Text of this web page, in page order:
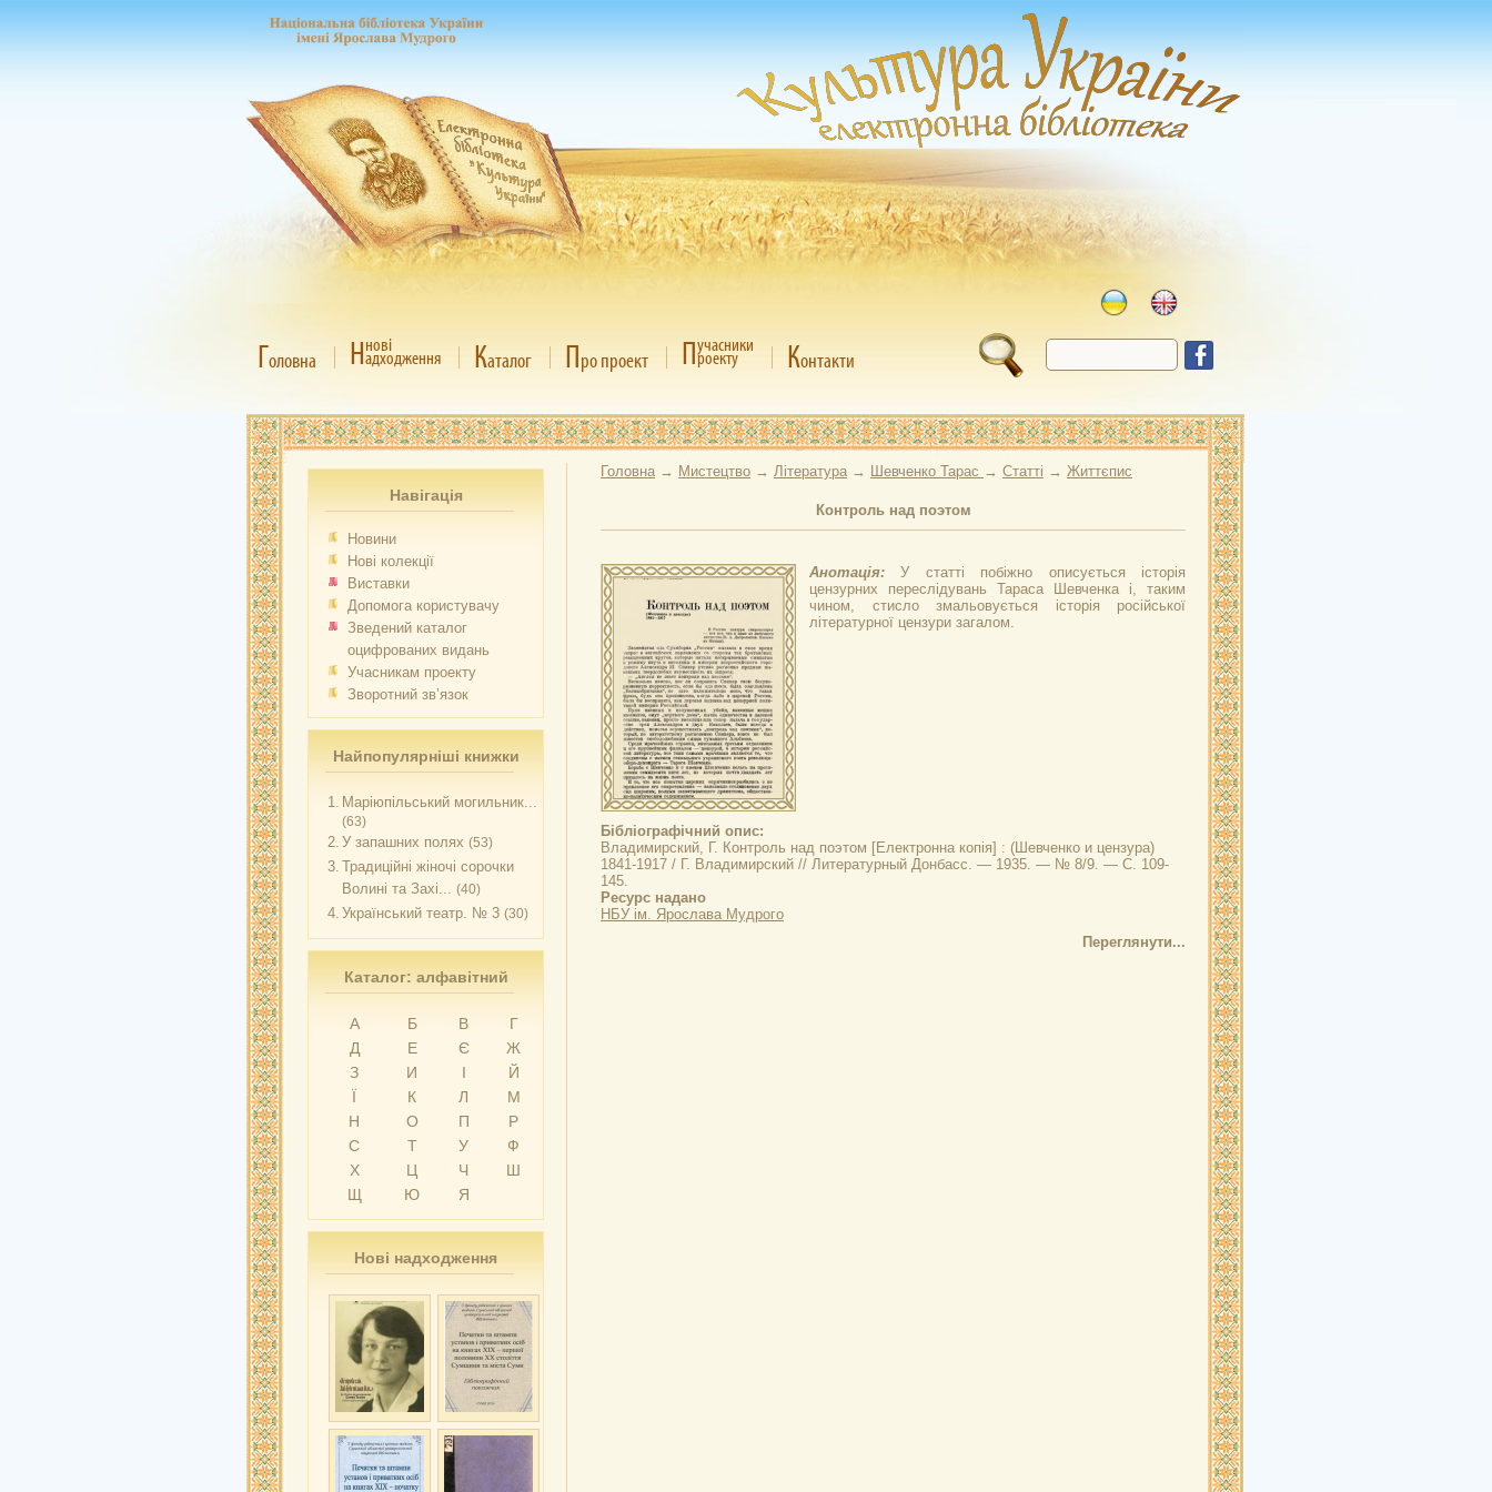
Головна Ннові
адходження Каталог Про проект Пучасники
роекту Контакти
Навігація
Новини
Нові колекції
Виставки
Допомога користувачу
Зведений каталог
оцифрованих видань
Учасникам проекту
Зворотний зв’язок
Найпопулярніші книжки
1. Маріюпільський могильник...
(63)
2. У запашних полях (53)
3. Традиційні жіночі сорочки
Волині та Захі... (40)
4. Український театр. № 3 (30)
Каталог: алфавітний
А Б В
Г
Д
Е Є
Ж
З
И І
Й
Ї
К Л
М
Н
О П
Р
С
Т У
Ф
Х
Ц Ч
Ш
Щ
Ю Я
Нові надходження
Головна → Мистецтво → Література → Шевченко Тарас → Статті → Життєпис
Контроль над поэтом
Анотація:У статті побіжно описується історія
цензурних переслідувань Тараса Шевченка і, таким
чином, стисло змальовується історія російської
літературної цензури загалом.
Бібліографічний опис:
Владимирский, Г. Контроль над поэтом [Електронна копія] : (Шевченко и цензура)
1841-1917 / Г. Владимирский // Литературный Донбасс. — 1935. — № 8/9. — С. 109-
145.
Ресурс надано
НБУ ім. Ярослава Мудрого
Переглянути...